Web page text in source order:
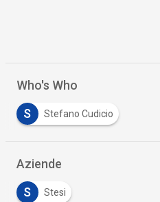
Who's Who
S Stefano Cudicio
Aziende
S Stesi